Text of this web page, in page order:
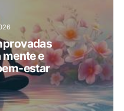
mente e
estar